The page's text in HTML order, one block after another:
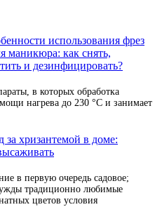
использования фрез
маникюра: как снять,
и дезинфицировать?
в которых обработка
нагрева до 230 °С и занимает
за хризантемой в доме:
в первую очередь садовое;
традиционно любимые
цветов условия